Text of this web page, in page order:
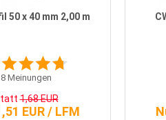
50 x 40 mm 2,00 m
8Meinungen
1,68 EUR
EUR / LFM